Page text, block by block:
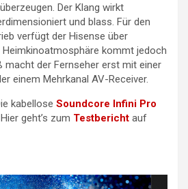
Der Klang wirkt
und blass. Für den
verfügt der Hisense über
kommt jedoch
macht der Fernseher erst mit einer
einem Mehrkanal AV-Receiver.
kabellose Soundcore Infini Pro
geht’s zum Testbericht auf